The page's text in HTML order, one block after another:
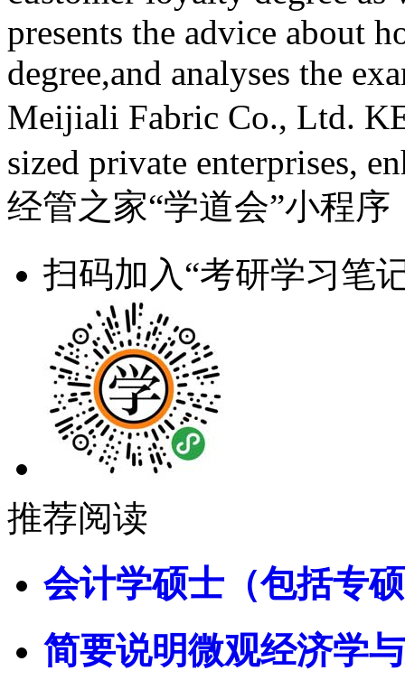
presents the advice about
degree,and analyses the
Meijiali Fabric Co., Ltd.
sized private enterprises,
经管之家“学道会”小程序
扫码加入“考研学习笔
推荐阅读
会计学硕士（包括专
简要说明微观经济学